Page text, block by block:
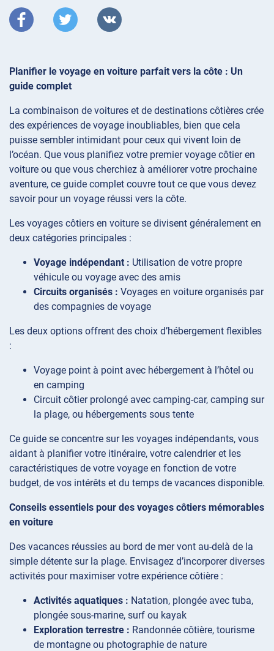
Planifier le voyage en voiture parfait vers la côte : Un
guide complet
La combinaison de voitures et de destinations côtières crée
des expériences de voyage inoubliables, bien que cela
puisse sembler intimidant pour ceux qui vivent loin de
l’océan. Que vous planifiez votre premier voyage côtier en
voiture ou que vous cherchiez à améliorer votre prochaine
aventure, ce guide complet couvre tout ce que vous devez
savoir pour un voyage réussi vers la côte.
Les voyages côtiers en voiture se divisent généralement en
deux catégories principales :
Voyage indépendant : Utilisation de votre propre
véhicule ou voyage avec des amis
Circuits organisés : Voyages en voiture organisés par
des compagnies de voyage
Les deux options offrent des choix d’hébergement flexibles
:
Voyage point à point avec hébergement à l’hôtel ou
en camping
Circuit côtier prolongé avec camping-car, camping sur
la plage, ou hébergements sous tente
Ce guide se concentre sur les voyages indépendants, vous
aidant à planifier votre itinéraire, votre calendrier et les
caractéristiques de votre voyage en fonction de votre
budget, de vos intérêts et du temps de vacances disponible.
Conseils essentiels pour des voyages côtiers mémorables
en voiture
Des vacances réussies au bord de mer vont au-delà de la
simple détente sur la plage. Envisagez d’incorporer diverses
activités pour maximiser votre expérience côtière :
Activités aquatiques : Natation, plongée avec tuba,
plongée sous-marine, surf ou kayak
Exploration terrestre : Randonnée côtière, tourisme
de montagne ou photographie de nature